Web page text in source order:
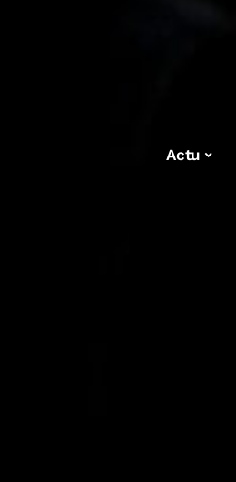
Actu